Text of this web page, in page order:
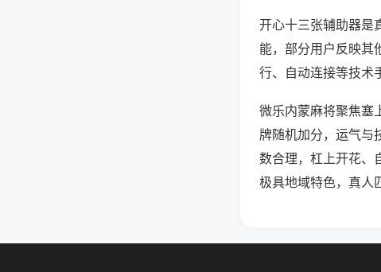
开心十三张辅助器是
能，部分用户反映其
行、自动连接等技术
微乐内蒙麻将聚焦塞
牌随机加分，运气与
数合理，杠上开花、
极具地域特色，真人